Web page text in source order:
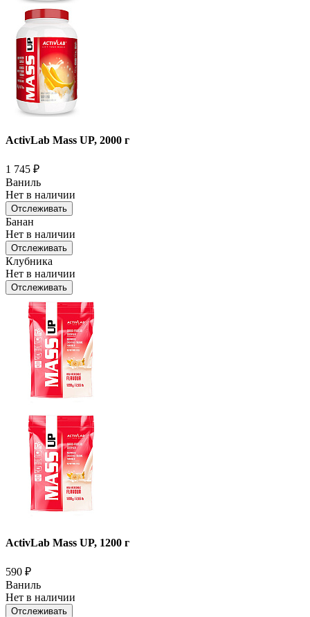
ActivLab Mass UP, 2000 г
1 745 ₽
Ваниль
Нет в наличии
Отслеживать
Банан
Нет в наличии
Отслеживать
Клубника
Нет в наличии
Отслеживать
ActivLab Mass UP, 1200 г
590 ₽
Ваниль
Нет в наличии
Отслеживать